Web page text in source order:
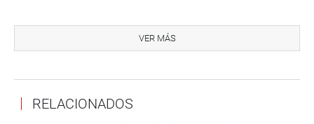
VER MÁS
RELACIONADOS